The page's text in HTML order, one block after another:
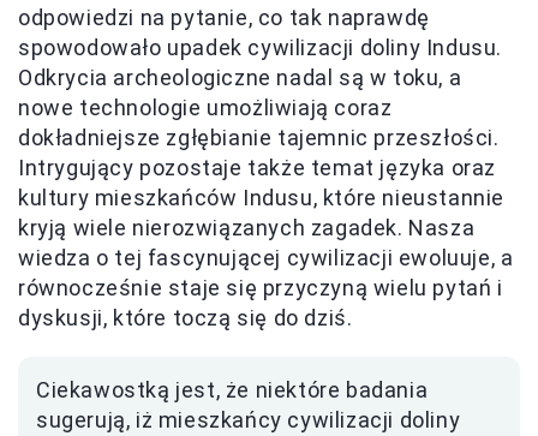
odpowiedzi na pytanie, co tak naprawdę
spowodowało upadek cywilizacji doliny Indusu.
Odkrycia archeologiczne nadal są w toku, a
nowe technologie umożliwiają coraz
dokładniejsze zgłębianie tajemnic przeszłości.
Intrygujący pozostaje także temat języka oraz
kultury mieszkańców Indusu, które nieustannie
kryją wiele nierozwiązanych zagadek. Nasza
wiedza o tej fascynującej cywilizacji ewoluuje, a
równocześnie staje się przyczyną wielu pytań i
dyskusji, które toczą się do dziś.
Ciekawostką jest, że niektóre badania
sugerują, iż mieszkańcy cywilizacji doliny